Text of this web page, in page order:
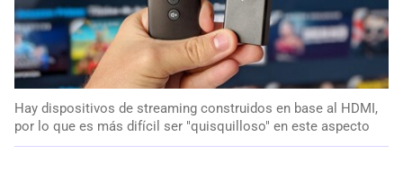
Hay dispositivos de streaming construidos en base al HDMI,
por lo que es más difícil ser "quisquilloso" en este aspecto